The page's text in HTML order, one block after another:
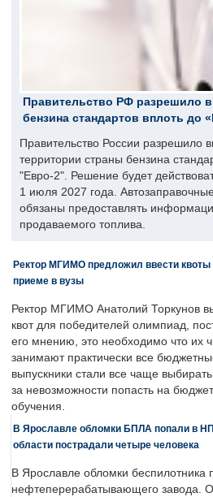
Правительство РФ разрешило
бензина стандартов вплоть до
Правительство России разрешило
территории страны бензина
"Евро-2". Решение будет
1 июля 2027 года.
обязаны предоставлять
продаваемого топлива.
Ректор МГИМО предложил ввести
приеме в вузы
Ректор МГИМО Анатолий Торкунов
квот для победителей олимпиад,
его мнению, это необходимо что их
занимают практически все
выпускники стали все чаще
за невозможности попасть на
обучения.
В Ярославле обломки БПЛА попали в
области пострадали четыре человека
В Ярославле обломки беспилотника
нефтеперерабатывающего завода.